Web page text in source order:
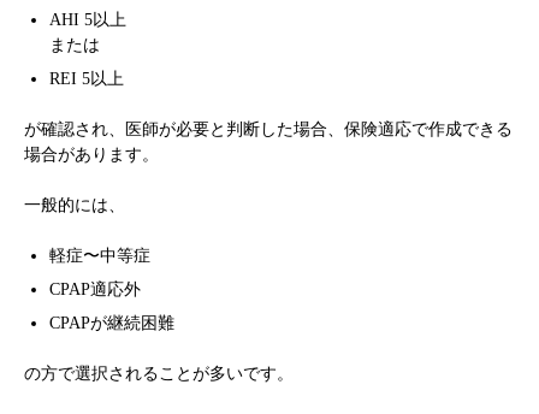
AHI 5以上
または
REI 5以上
が確認され、医師が必要と判断した場合、保険適応で作成できる
場合があります。
一般的には、
軽症〜中等症
CPAP適応外
CPAPが継続困難
の方で選択されることが多いです。